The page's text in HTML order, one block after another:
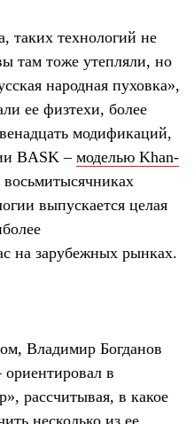
таких технологий не
там тоже утепляли, но
народная пуховка»,
ее физтехи, более
модификаций,
BASK – моделью Khan-
выпускается целая
на зарубежных рынках.
Владимир Богданов
в
рассчитывая, в какое
несколько из ее